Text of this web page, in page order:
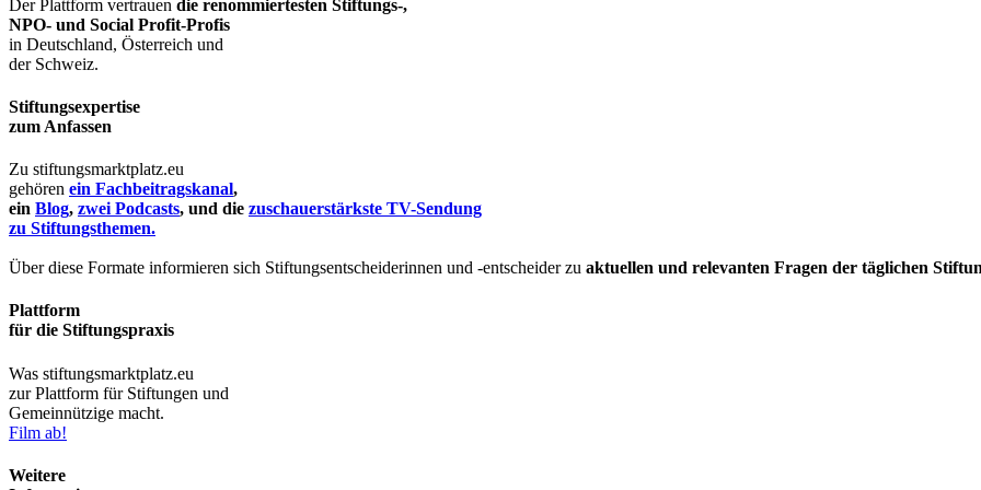
Der Plattform vertrauen die renommiertesten Stiftungs-,
NPO- und Social Profit-Profis
in Deutschland, Österreich und
der Schweiz.
Stiftungsexpertise
zum Anfassen
Zu stiftungsmarktplatz.eu
gehören ein Fachbeitragskanal,
ein Blog, zwei Podcasts, und die zuschauerstärkste TV-Sendung
zu Stiftungsthemen.
Über diese Formate informieren sich Stiftungsentscheiderinnen und -entscheider zu aktuellen und relevanten Fragen der täglichen
Plattform
für die Stiftungspraxis
Was stiftungsmarktplatz.eu
zur Plattform für Stiftungen und
Gemeinnützige macht.
Film ab!
Weitere